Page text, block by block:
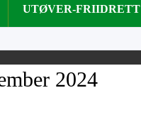
UTØVER-FRIIDRETT
2024